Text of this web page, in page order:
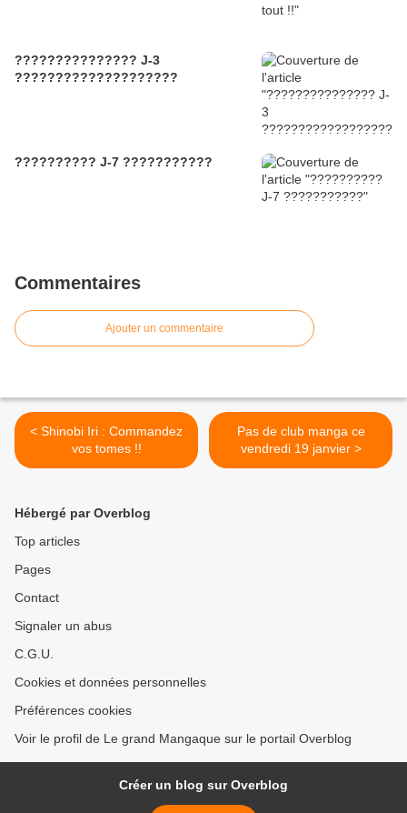
??????????????? J-3
????????????????????
?????????? J-7 ???????????
Commentaires
Ajouter un commentaire
< Shinobi Iri : Commandez
vos tomes !!
Pas de club manga ce
vendredi 19 janvier >
Hébergé par Overblog
Top articles
Pages
Contact
Signaler un abus
C.G.U.
Cookies et données personnelles
Préférences cookies
Voir le profil de Le grand Mangaque sur le portail Overblog
Créer un blog sur Overblog